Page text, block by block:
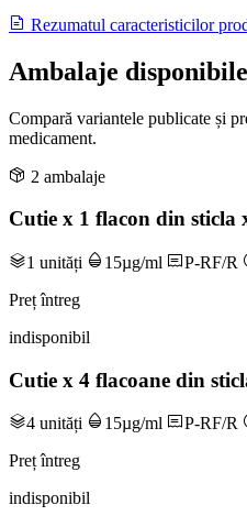
Rezumatul caracteristicilor
Ambalaje disponibile
Compară variantele publicate și
medicament.
2 ambalaje
Cutie x 1 flacon din sticla
1 unități 15µg/ml P-RF/R
Preț întreg
indisponibil
Cutie x 4 flacoane din
4 unități 15µg/ml P-RF/R
Preț întreg
indisponibil